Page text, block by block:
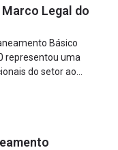
Legal do
Básico
representou uma
do setor ao
privada,